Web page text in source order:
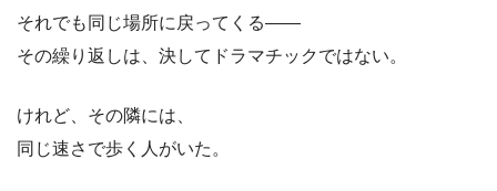
それでも同じ場所に戻ってくる――
その繰り返しは、決してドラマチックではない。
けれど、その隣には、
同じ速さで歩く人がいた。